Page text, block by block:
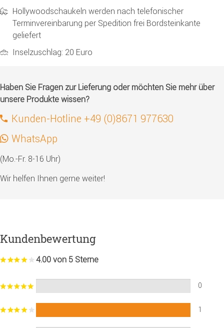
Hollywoodschaukeln werden nach telefonischer
Terminvereinbarung per Spedition frei Bordsteinkante
geliefert
Inselzuschlag: 20 Euro
Haben Sie Fragen zur Lieferung oder möchten Sie mehr über
unsere Produkte wissen?
Kunden-Hotline +49 (0)8671 977630
WhatsApp
(Mo.-Fr. 8-16 Uhr)
Wir helfen Ihnen gerne weiter!
Kundenbewertung
4.00 von 5 Sterne
0
1